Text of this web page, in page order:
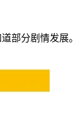
部分剧情发展。